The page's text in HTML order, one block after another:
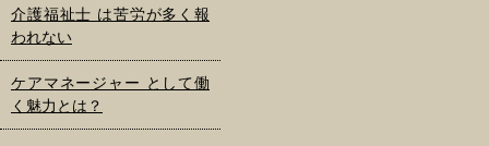
介護福祉士 は苦労が多く報
われない
ケアマネージャー として働
く魅力とは？